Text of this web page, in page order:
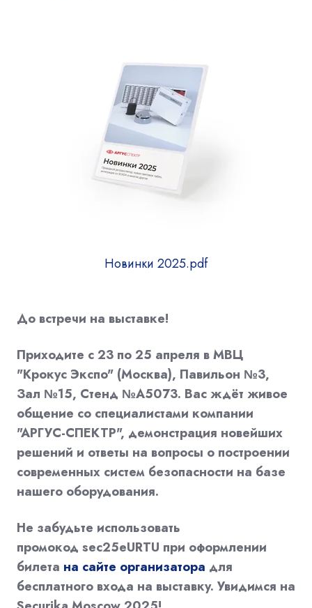
Новинки 2025.pdf
До встречи на выставке!
Приходите с 23 по 25 апреля в МВЦ
"Крокус Экспо" (Москва), Павильон №3,
Зал №15, Стенд №A5073. Вас ждёт живое
общение со специалистами компании
"АРГУС-СПЕКТР", демонстрация новейших
решений и ответы на вопросы о построении
современных систем безопасности на базе
нашего оборудования.
Не забудьте использовать
промокод sec25eURTU при оформлении
билета на сайте организатора для
бесплатного входа на выставку. Увидимся на